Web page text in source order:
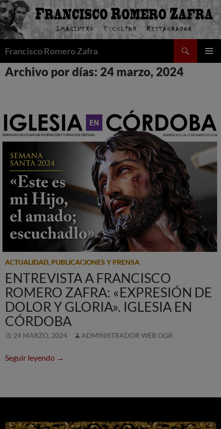
Saltar
al
contenido
Francisco Romero Zafra
Archivo por días: 24 marzo, 2024
ACTUALIDAD, PUBLICACIONES Y PRENSA
ENTREVISTA A FRANCISCO
ROMERO ZAFRA: «EXPRESIÓN DE
DOLOR Y GLORIA». IGLESIA EN
CÓRDOBA
24 MARZO, 2024 ADMINISTRADOR WEB OGR
Seguir leyendo Entrevista a Francisco Romero Zafra:
→